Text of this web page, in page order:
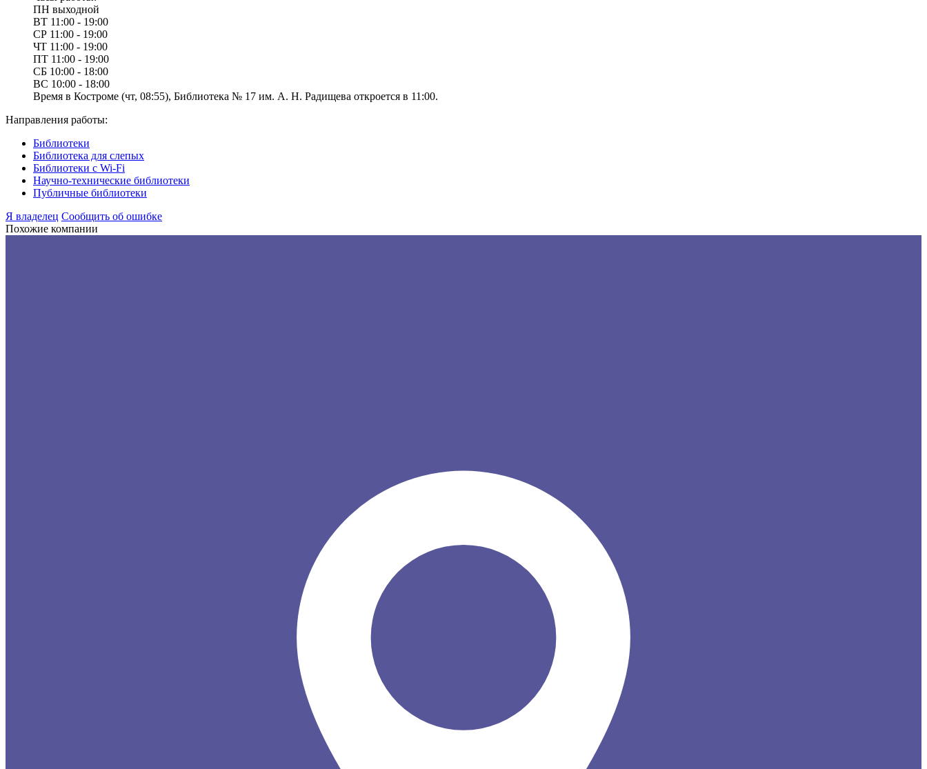
ПН выходной
ВТ 11:00 - 19:00
СР 11:00 - 19:00
ЧТ 11:00 - 19:00
ПТ 11:00 - 19:00
СБ 10:00 - 18:00
ВС 10:00 - 18:00
Время в Костроме (чт, 08:55), Библиотека № 17 им. А. Н. Радищева откроется в 11:00.
Направления работы:
Библиотеки
Библиотека для слепых
Библиотеки с Wi-Fi
Научно-технические библиотеки
Публичные библиотеки
Я владелец Сообщить об ошибке
Похожие компании